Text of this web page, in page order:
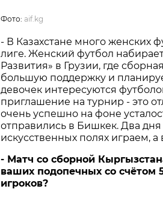
Фото: aif.kg
- В Казахстане много женских
лиге. Женский футбол
Развития» в Грузии, где
большую поддержку и
девочек интересуются
приглашение на турнир - это
очень успешно на фоне
отправились в Бишкек. Два
искусственных полях играем,
- Матч со сборной
ваших подопечных со счётом
игроков?